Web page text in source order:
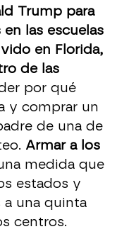
Trump para
las escuelas
en Florida,
de las
por qué
y comprar un
de una de
Armar a los
medida que
estados y
a una quinta
centros.